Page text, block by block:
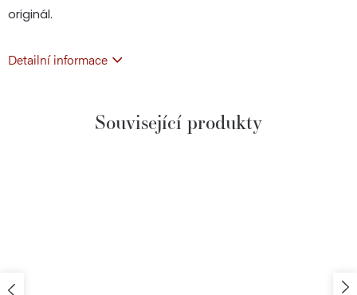
originál.
Detailní informace
Související produkty